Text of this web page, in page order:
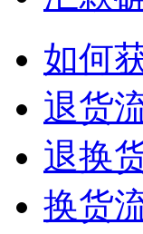
如何
退货
退换
换货